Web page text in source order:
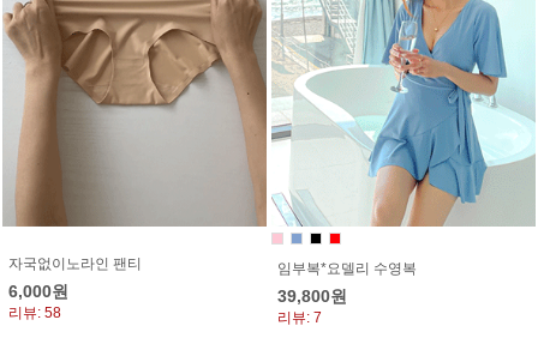
자국없이노라인 팬티
6,000원
리뷰: 58
임부복*요델리 수영복
39,800원
리뷰: 7